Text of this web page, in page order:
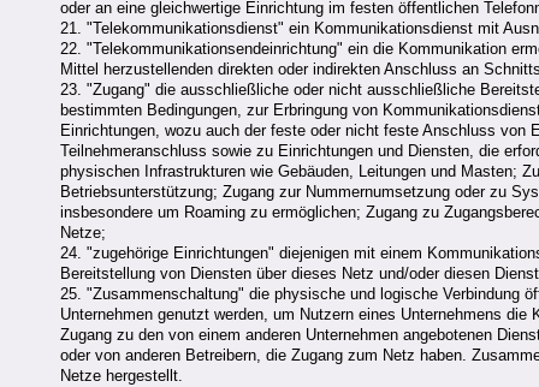
oder an eine gleichwertige Einrichtung im festen öffentlichen
21. "Telekommunikationsdienst" ein Kommunikationsdienst mit
22. "Telekommunikationsendeinrichtung" ein die Kommunikation
Mittel herzustellenden direkten oder indirekten Anschluss an
23. "Zugang" die ausschließliche oder nicht ausschließliche
bestimmten Bedingungen, zur Erbringung von
Einrichtungen, wozu auch der feste oder nicht feste Anschluss von
Teilnehmeranschluss sowie zu Einrichtungen und Diensten, die
physischen Infrastrukturen wie Gebäuden, Leitungen und Masten;
Betriebsunterstützung; Zugang zur Nummernumsetzung oder zu
insbesondere um Roaming zu ermöglichen; Zugang zu
Netze;
24. "zugehörige Einrichtungen" diejenigen mit einem
Bereitstellung von Diensten über dieses Netz und/oder diesen
25. "Zusammenschaltung" die physische und logische Verbindung
Unternehmen genutzt werden, um Nutzern eines Unternehmens
Zugang zu den von einem anderen Unternehmen angebotenen
oder von anderen Betreibern, die Zugang zum Netz haben.
Netze hergestellt.